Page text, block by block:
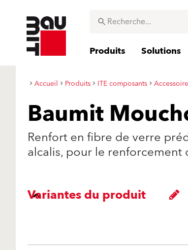
Produits Solutions
Accueil Produits ITE composants
Baumit
Renfort en fibre de verre
alcalis, pour le renforcement
Variantes du produit